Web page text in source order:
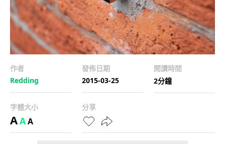
作者
Redding
發佈日期
2015-03-25
閱讀時間
2分鐘
字體大小
AAA
分享